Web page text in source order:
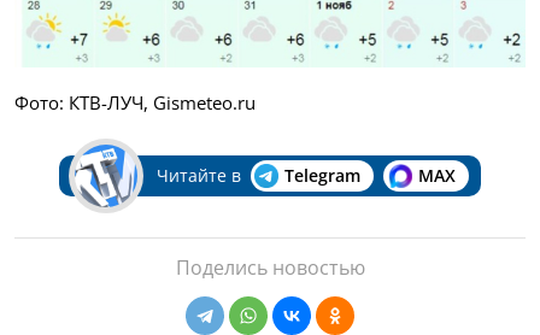
Фото: КТВ-ЛУЧ, Gismeteo.ru
Читайте в Telegram MAX
Поделись новостью